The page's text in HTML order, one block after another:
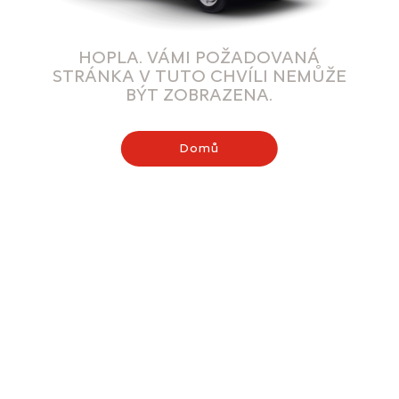
HOPLA. VÁMI POŽADOVANÁ
STRÁNKA V TUTO CHVÍLI NEMŮŽE
BÝT ZOBRAZENA.
Domů